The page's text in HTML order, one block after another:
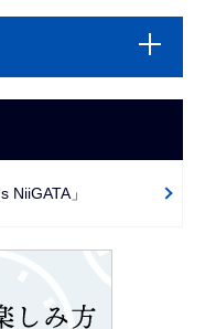
NiiGATA」